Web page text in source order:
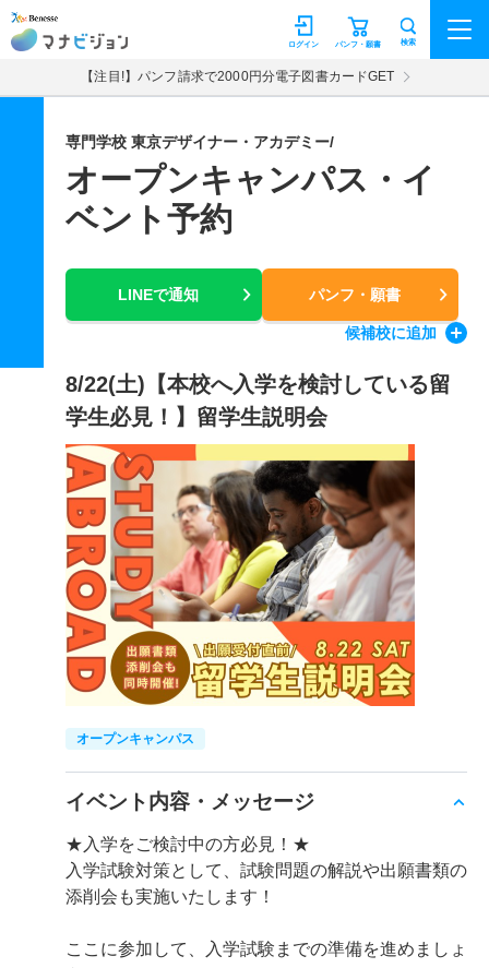
マナビジョン パンフ・願書
ログイン 検索
【注目!】パンフ請求で2000円分電子図書カードGET
専門学校 東京デザイナー・アカデミー/
オープンキャンパス・イ
ベント予約
LINEで通知 パンフ・願書
候補校に追加
8/22(土)【本校へ入学を検討している留
学生必見！】留学生説明会
オープンキャンパス
イベント内容・メッセージ
★入学をご検討中の方必見！★
入学試験対策として、試験問題の解説や出願書類の
添削会も実施いたします！
ここに参加して、入学試験までの準備を進めましょ